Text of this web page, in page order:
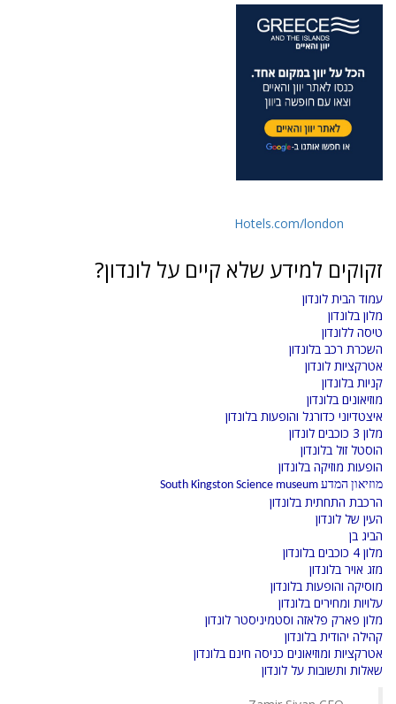
Hotels.com/london
זקוקים למידע שלא קיים על לונדון?
עמוד הבית לונדון
מלון בלונדון
טיסה ללונדון
השכרת רכב בלונדון
אטרקציות לונדון
קניות בלונדון
מוזיאונים בלונדון
איצטדיוני כדורגל והופעות בלונדון
מלון 3 כוכבים לונדון
הוסטל זול בלונדון
הופעות מוזיקה בלונדון
מוזיאון המדע South Kingston Science museum
הרכבת התחתית בלונדון
העין של לונדון
הביג בן
מלון 4 כוכבים בלונדון
מזג אויר בלונדון
מוסיקה והופעות בלונדון
עלויות ומחירים בלונדון
מלון פארק פלאזה וסטמיניסטר לונדון
קהילה יהודית בלונדון
אטרקציות ומוזיאונים כניסה חינם בלונדון
שאלות ותשובות על לונדון